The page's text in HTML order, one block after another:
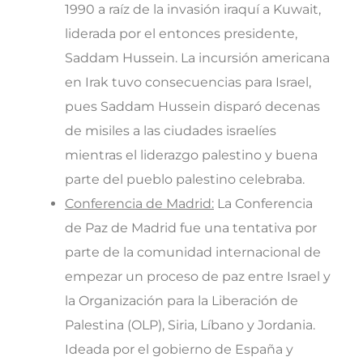
1990 a raíz de la invasión iraquí a Kuwait,
liderada por el entonces presidente,
Saddam Hussein. La incursión americana
en Irak tuvo consecuencias para Israel,
pues Saddam Hussein disparó decenas
de misiles a las ciudades israelíes
mientras el liderazgo palestino y buena
parte del pueblo palestino celebraba.
Conferencia de Madrid: La Conferencia
de Paz de Madrid fue una tentativa por
parte de la comunidad internacional de
empezar un proceso de paz entre Israel y
la Organización para la Liberación de
Palestina (OLP), Siria, Líbano y Jordania.
Ideada por el gobierno de España y